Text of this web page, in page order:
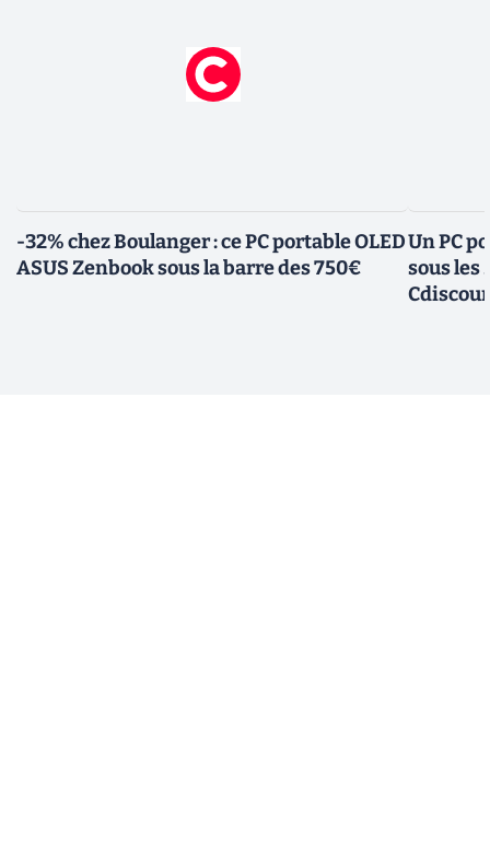
-32% chez Boulanger : ce PC portable OLED
ASUS Zenbook sous la barre des 750€
Un PC
sous les